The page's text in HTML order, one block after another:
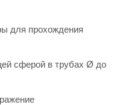
для прохождения
сферой в трубах Ø до